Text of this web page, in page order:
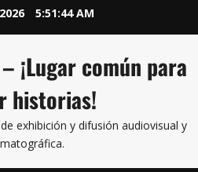
5:51:44 AM
¡Lugar común para
historias!
exhibición y difusión audiovisual y